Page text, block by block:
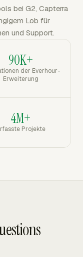
bei G2, Capterra
Lob für
und Support.
90K+
der Everhour-
Erweiterung
4M+
Projekte